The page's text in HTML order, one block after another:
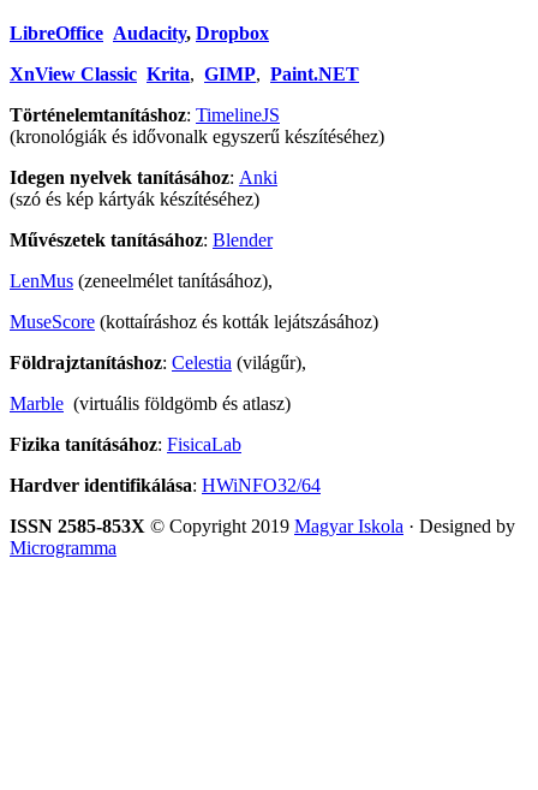
LibreOffice Audacity, Dropbox
XnView Classic Krita, GIMP, Paint.NET
Történelemtanításhoz: TimelineJS
(kronológiák és idővonalk egyszerű készítéséhez)
Idegen nyelvek tanításához: Anki
(szó és kép kártyák készítéséhez)
Művészetek tanításához: Blender
LenMus (zeneelmélet tanításához),
MuseScore (kottaíráshoz és kották lejátszásához)
Földrajztanításhoz: Celestia (világűr),
Marble (virtuális földgömb és atlasz)
Fizika tanításához: FisicaLab
Hardver identifikálása: HWiNFO32/64
ISSN 2585-853X © Copyright 2019 Magyar Iskola · Designed by
Microgramma